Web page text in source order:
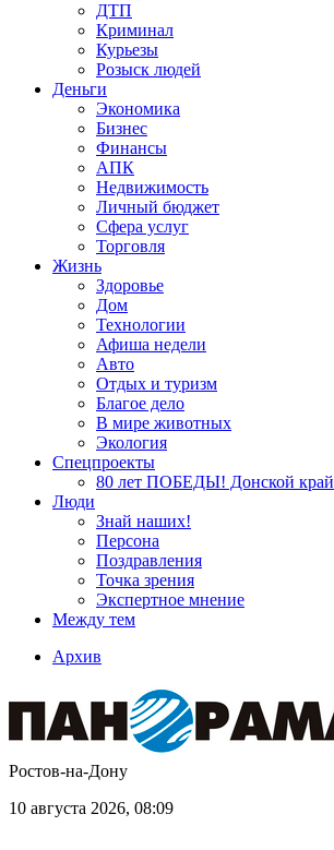
ДТП
Криминал
Курьезы
Розыск людей
Деньги
Экономика
Бизнес
Финансы
АПК
Недвижимость
Личный бюджет
Сфера услуг
Торговля
Жизнь
Здоровье
Дом
Технологии
Афиша недели
Авто
Отдых и туризм
Благое дело
В мире животных
Экология
Спецпроекты
80 лет ПОБЕДЫ! Донской край
Люди
Знай наших!
Персона
Поздравления
Точка зрения
Экспертное мнение
Между тем
Архив
Ростов-на-Дону
10 августа 2026, 08:09